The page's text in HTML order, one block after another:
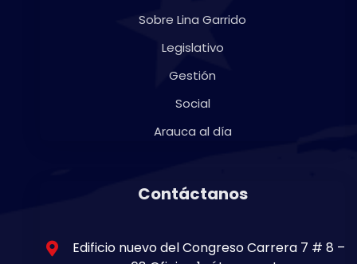
Sobre Lina Garrido
Legislativo
Gestión
Social
Arauca al día
Contáctanos
Edificio nuevo del Congreso Carrera 7 # 8 –